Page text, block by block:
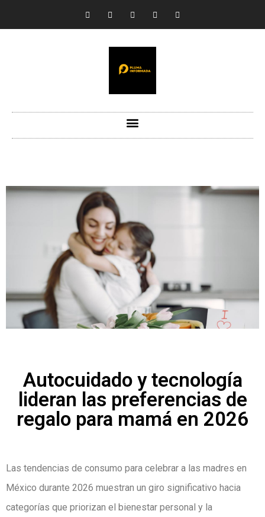
Autocuidado y tecnología
lideran las preferencias de
regalo para mamá en 2026
Las tendencias de consumo para celebrar a las madres en
México durante 2026 muestran un giro significativo hacia
categorías que priorizan el bienestar personal y la